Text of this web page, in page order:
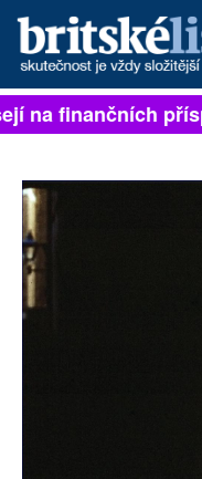
PŘIHLÁSIT
ARCHIV
ROZHOVORY
TÉMATA
finančních